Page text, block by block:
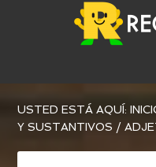
USTED ESTÁ AQUÍ:
Y SUSTANTIVOS /